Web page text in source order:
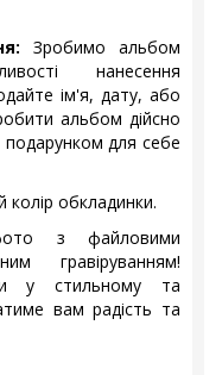
Зробимо альбом
нанесення
ім'я, дату, або
альбом дійсно
для себе
обкладинки.
з файловими
гравіруванням!
у стильному та
вам радість та